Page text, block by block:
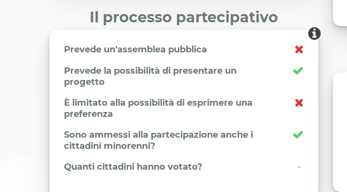
Il processo partecipativo
Prevede un'assemblea pubblica
Prevede la possibilità di presentare un
progetto
È limitato alla possibilità di esprimere una
preferenza
Sono ammessi alla partecipazione anche i
cittadini minorenni?
Quanti cittadini hanno votato?
-